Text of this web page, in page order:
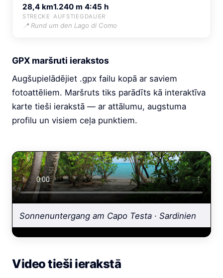
28,4 km
STRECKE
1.240 m
AUFSTIEG
4:45 h
DAUER
📍 Rund um den Lago di Como
GPX maršruti ierakstos
Augšupielādējiet .gpx failu kopā ar saviem
fotoattēliem. Maršruts tiks parādīts kā interaktīva
karte tieši ierakstā — ar attālumu, augstuma
profilu un visiem ceļa punktiem.
Sonnenuntergang am Capo Testa · Sardinien
Video tieši ierakstā